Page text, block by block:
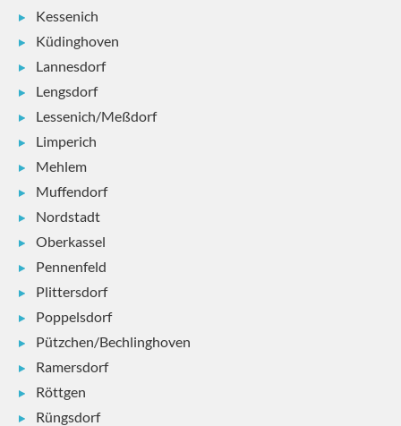
Kessenich
Küdinghoven
Lannesdorf
Lengsdorf
Lessenich/Meßdorf
Limperich
Mehlem
Muffendorf
Nordstadt
Oberkassel
Pennenfeld
Plittersdorf
Poppelsdorf
Pützchen/Bechlinghoven
Ramersdorf
Röttgen
Rüngsdorf